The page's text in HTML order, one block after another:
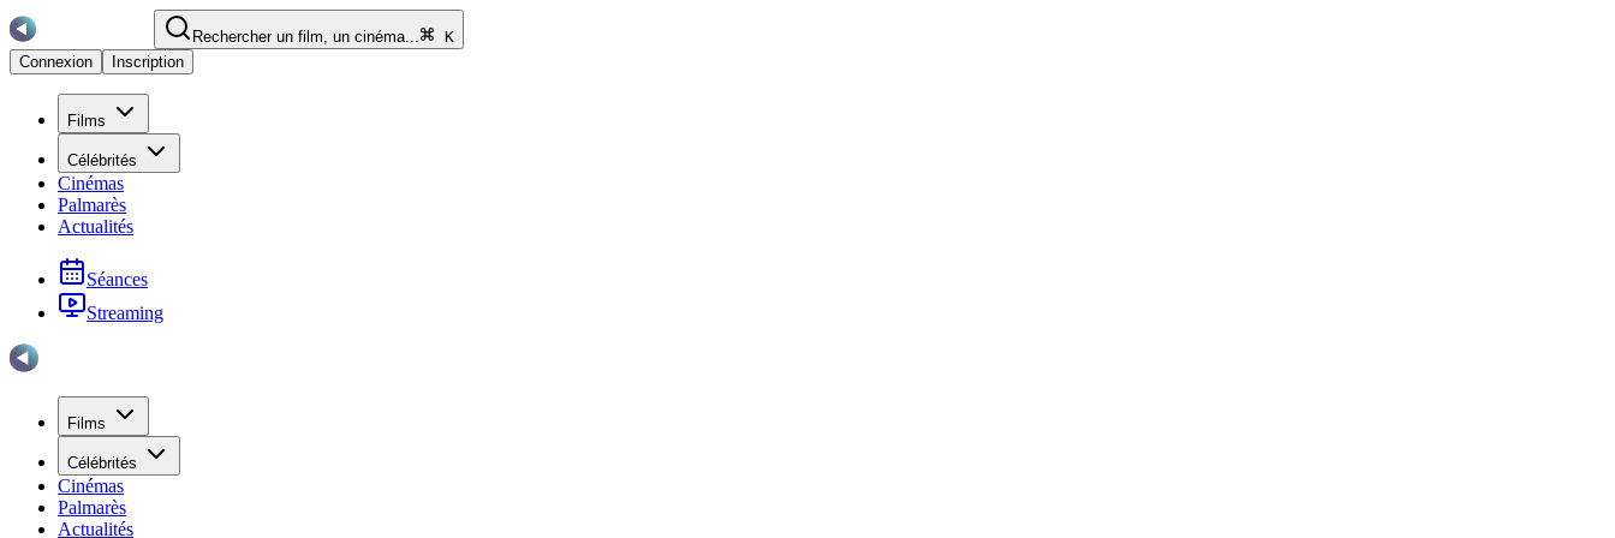
Rechercher un film, un cinéma...
K
Connexion
Inscription
Films
Célébrités
Cinémas
Palmarès
Actualités
Séances
Streaming
Films
Célébrités
Cinémas
Palmarès
Actualités